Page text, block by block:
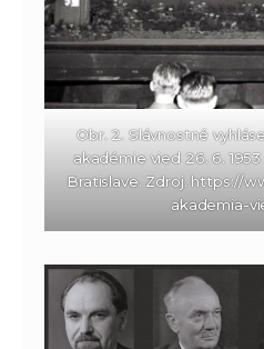
Obr. 2. Slávnostné
akadémie vied 26. 6.
Bratislave. Zdroj: https://
akademia-